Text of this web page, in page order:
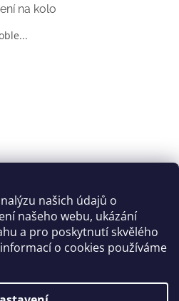
našich údajů o
našeho webu, ukázání
a pro poskytnutí skvělého
o cookies používáme
na kolo